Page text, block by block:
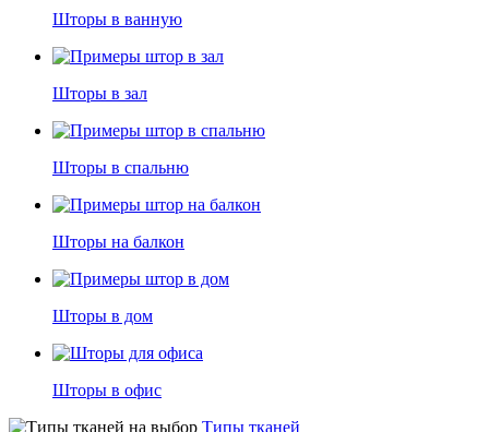
Шторы в ванную
Шторы в зал
Шторы в спальню
Шторы на балкон
Шторы в дом
Шторы в офис
Типы тканей